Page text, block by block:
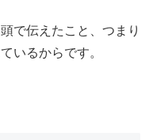
で伝えたこと、つまり
いるからです。